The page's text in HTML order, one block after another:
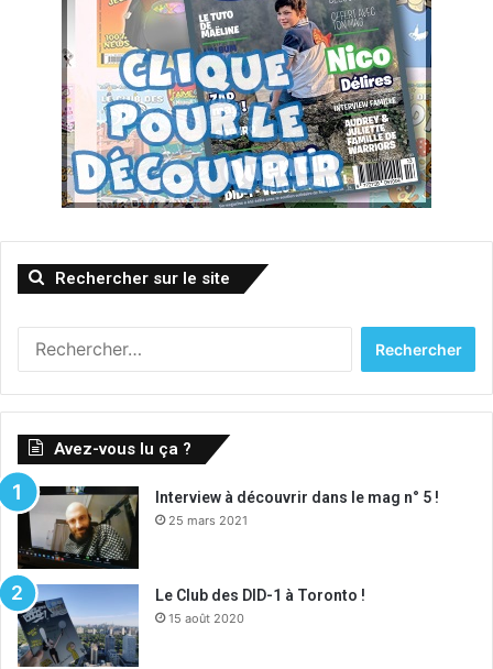
Rechercher sur le site
Avez-vous lu ça ?
Interview à découvrir dans le mag n° 5 !
25 mars 2021
Le Club des DID-1 à Toronto !
15 août 2020